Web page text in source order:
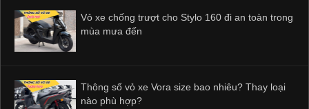
Vỏ xe chống trượt cho Stylo 160 đi an toàn trong
mùa mưa đến
Thông số vỏ xe Vora size bao nhiêu? Thay loại
nào phù hợp?